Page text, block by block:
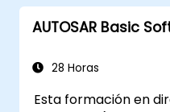
AUTOSAR Basic
28 Horas
Esta formación en